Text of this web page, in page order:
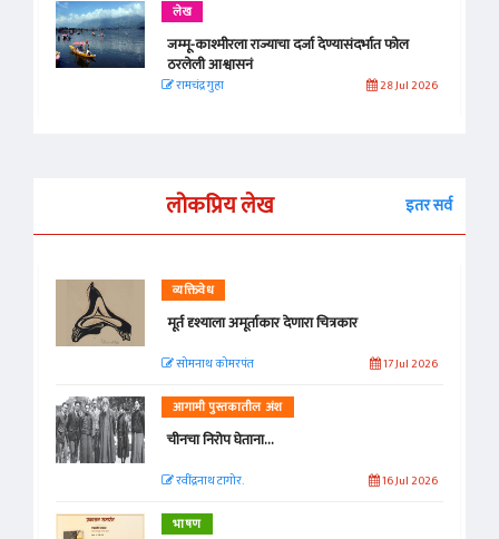
लेख
जम्मू-काश्मीरला राज्याचा दर्जा देण्यासंदर्भात फोल
ठरलेली आश्वासनं
रामचंद्र गुहा 28 Jul 2026
लोकप्रिय लेख इतर सर्व
व्यक्तिवेध
मूर्त दृश्याला अमूर्ताकार देणारा चित्रकार
सोमनाथ कोमरपंत 17 Jul 2026
आगामी पुस्तकातील अंश
चीनचा निरोप घेताना...
रवींद्रनाथ टागोर. 16 Jul 2026
भाषण